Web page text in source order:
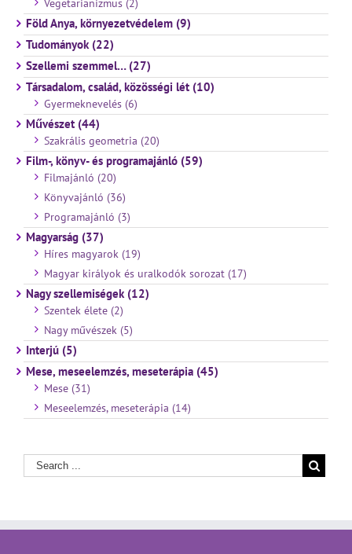
Föld Anya, környezetvédelem (9)
Tudományok (22)
Szellemi szemmel… (27)
Társadalom, család, közösségi lét (10)
Gyermeknevelés (6)
Művészet (44)
Szakrális geometria (20)
Film-, könyv- és programajánló (59)
Filmajánló (20)
Könyvajánló (36)
Programajánló (3)
Magyarság (37)
Híres magyarok (19)
Magyar királyok és uralkodók sorozat (17)
Nagy szellemiségek (12)
Szentek élete (2)
Nagy művészek (5)
Interjú (5)
Mese, meseelemzés, meseterápia (45)
Mese (31)
Meseelemzés, meseterápia (14)